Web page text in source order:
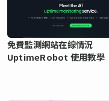
免費監測網站在線情況
UptimeRobot 使用教學